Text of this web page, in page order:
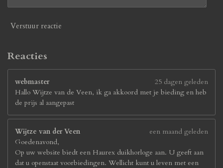
Verstuur reactie
Reacties
webmaster
25 dagen geleden
Hallo Wijtze van de Veen, ik ga akkoord met je bieding en heb
de prijs al aangepast
Wijtze van der Veen
een maand geleden
Goedenavond,
Op uw website biedt een Haurex duikhorloge aan. U geeft aan
dat u openstaat voorbiedingen. Wellicht kunt u leven met een